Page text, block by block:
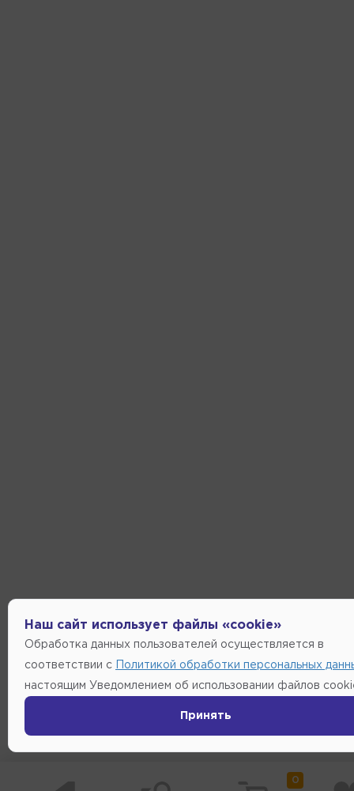
0
Наш сайт использует файлы «cookie»
Обработка данных пользователей осуществляется в
соответствии с Политикой обработки персональных
настоящим Уведомлением об использовании файлов
Принять